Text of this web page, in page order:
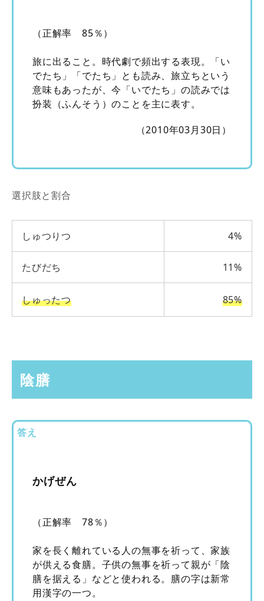
（正解率 85％）
旅に出ること。時代劇で頻出する表現。「い
でたち」「でたち」とも読み、旅立ちという
意味もあったが、今「いでたち」の読みでは
扮装（ふんそう）のことを主に表す。
（2010年03月30日）
選択肢と割合
しゅつりつ 4%
たびだち 11%
しゅったつ 85%
陰膳
答え
かげぜん
（正解率 78％）
家を長く離れている人の無事を祈って、家族
が供える食膳。子供の無事を祈って親が「陰
膳を据える」などと使われる。膳の字は新常
用漢字の一つ。